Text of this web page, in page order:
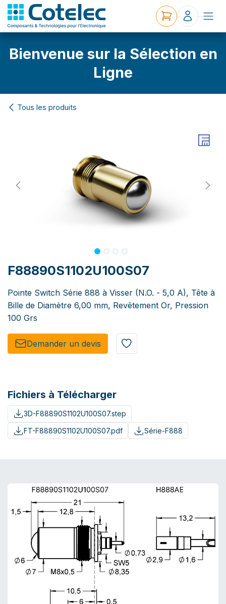
Bienvenue sur la Sélection en
Ligne
Tous les produits
F88890S1102U100S07
Pointe Switch Série 888 à Visser (N.O. - 5,0 A), Tête à
Bille de Diamètre 6,00 mm, Revêtement Or, Pression
100 Grs
Demander un de​​vis​​
Fichiers à Télécharger
3D-F88890S1102U100S07.step
FT-F88890S1102U100S07.pdf
Série-F888